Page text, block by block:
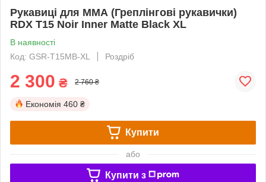
Рукавиці для ММА (Греплінгові рукавички)
RDX T15 Noir Inner Matte Black XL
В наявності
Код: GSR-T15MB-XL
Роздріб
2 300 ₴ 2 760 ₴
Економія 460 ₴
Купити
або
Купити з